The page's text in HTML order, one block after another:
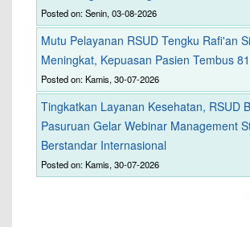
Posted on: Senin, 03-08-2026
Mutu Pelayanan RSUD Tengku Rafi'an
Meningkat, Kepuasan Pasien Tembus
Posted on: Kamis, 30-07-2026
Tingkatkan Layanan Kesehatan, RSUD
Pasuruan Gelar Webinar Management
Berstandar Internasional
Posted on: Kamis, 30-07-2026